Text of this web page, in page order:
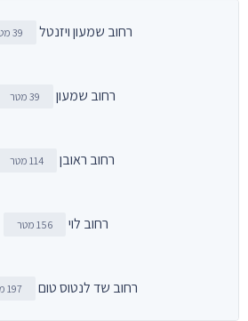
רחוב שמעון ויזנטל 39 מטר
רחוב שמעון 39 מטר
רחוב ראובן 114 מטר
רחוב לוי 156 מטר
רחוב שד לנטוס טום 197 מטר